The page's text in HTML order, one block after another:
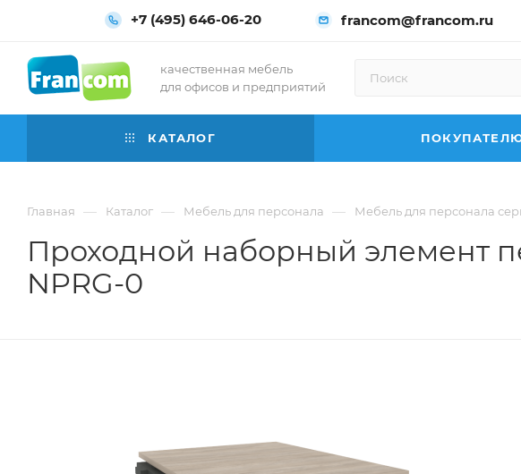
+7 (495) 646-06-20 francom@francom.ru
качественная мебель
для офисов и предприятий
КАТАЛОГ
Главная — Каталог — Мебель для персонала — Мебель для персонала
Проходной наборный элемент
NPRG-0